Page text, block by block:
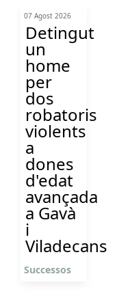
07 Agost 2026
Detingut
un
home
per
dos
robatoris
violents
a
dones
d'edat
avançada
a Gavà
i
Viladecans
Successos